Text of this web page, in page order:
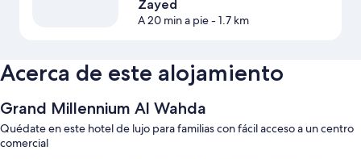
Zayed
A 20 min a pie- 1.7 km
Acerca de este alojamiento
Grand Millennium Al Wahda
Quédate en este hotel de lujo para familias con fácil acceso a un centro
comercial